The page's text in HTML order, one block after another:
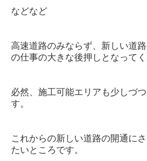
などなど
高速道路のみならず、新しい道
の仕事の大きな後押しとなってく
必然、施工可能エリアも少しづ
す。
これからの新しい道路の開通に
たいところです。